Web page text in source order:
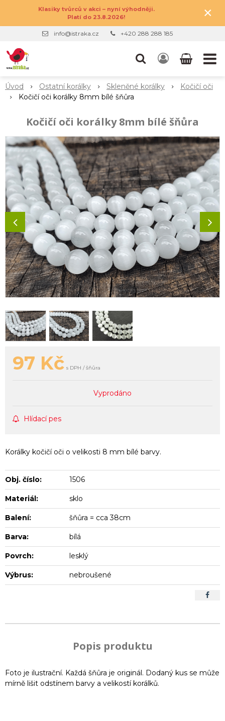
Klasiky tvůrců v akci – nyní výhodněji.
Platí do 23.8.2026!
×
info@istraka.cz +420 288 288 185
Úvod Ostatní korálky Skleněné korálky
Kočičí oči
Kočičí oči korálky 8mm bílé šňůra
Kočičí oči korálky 8mm bílé šňůra
97 Kč s DPH / šňůra
Vyprodáno
Hlídací pes
Korálky kočičí oči o velikosti 8 mm bílé barvy.
Obj. číslo: 1506
Materiál: sklo
Balení: šňůra = cca 38cm
Barva: bílá
Povrch: lesklý
Výbrus: nebroušené
Popis produktu
Foto je ilustrační. Každá šňůra je originál. Dodaný kus se může
mírně lišit odstínem barvy a velikostí korálků.